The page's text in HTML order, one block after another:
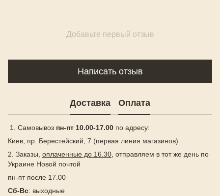
Добавьте первый отзыв
Написать отзыв
Доставка Оплата
1. Самовывоз пн-пт 10.00-17.00 по адресу:
Киев, пр. Берестейский, 7 (первая линия магазинов)
2. Заказы, оплаченные до 16.30, отправляем в тот же день по
Украине Новой почтой
пн-пт после 17.00
Сб-Вс: выходные